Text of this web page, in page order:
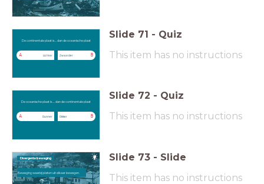
De continentale plaat is ... dan de oceanische plaat
A Lichter B
Zwaarder
Slide 71 - Quiz
This item has no instructions
continentale plaat
De oceanische plaat is .... dan de continentale plaat
A Dunner B
Dikker
Slide 72 - Quiz
This item has no instructions
Divergente beweging
Beweging waarbij platen uit elkaar bewegen.
Slide 73 - Slide
This item has no instructions